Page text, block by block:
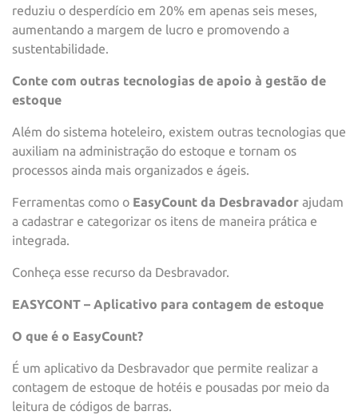
reduziu o desperdício em 20% em apenas seis meses,
aumentando a margem de lucro e promovendo a
sustentabilidade.
Conte com outras tecnologias de apoio à gestão de
estoque
Além do sistema hoteleiro, existem outras tecnologias que
auxiliam na administração do estoque e tornam os
processos ainda mais organizados e ágeis.
Ferramentas como o EasyCount da Desbravador ajudam
a cadastrar e categorizar os itens de maneira prática e
integrada.
Conheça esse recurso da Desbravador.
EASYCONT – Aplicativo para contagem de estoque
O que é o EasyCount?
É um aplicativo da Desbravador que permite realizar a
contagem de estoque de hotéis e pousadas por meio da
leitura de códigos de barras.